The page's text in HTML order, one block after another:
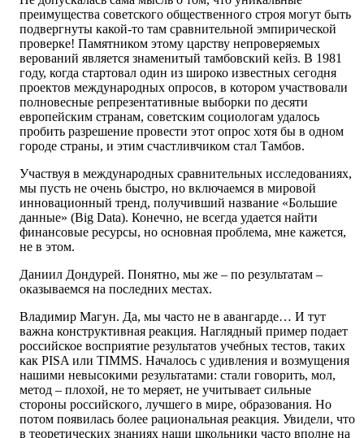
преимущества советского общественного строя могут быть
подвергнуты какой-то там сравнительной эмпирической
проверке! Памятником этому царству непроверяемых
верований является знаменитый тамбовский кейз. В 1981
году, когда стартовал один из широко известных сегодня
проектов международных опросов, в котором участвовали
полновесные репрезентативные выборки по десяти
европейским странам, советским социологам удалось
пробить разрешение провести этот опрос хотя бы в одном
городе страны, и этим счастливчиком стал Тамбов.
Участвуя в международных сравнительных исследованиях,
мы пусть не очень быстро, но включаемся в мировой
инновационный тренд, получивший название «Большие
данные» (Big Data). Конечно, не всегда удается найти
финансовые ресурсы, но основная проблема, мне кажется,
не в этом.
Даниил Дондурей. Понятно, мы же – по результатам –
оказываемся на последних местах.
Владимир Магун. Да, мы часто не в авангарде… И тут
важна конструктивная реакция. Наглядный пример подает
российское восприятие результатов учебных тестов, таких
как PISA или TIMMS. Началось с удивления и возмущения
нашими невысокими результатами: стали говорить, мол,
метод – плохой, не то меряет, не учитывает сильные
стороны российского, лучшего в мире, образования. Но
потом появилась более рациональная реакция. Увидели, что
в теоретических знаниях наши школьники часто вполне на